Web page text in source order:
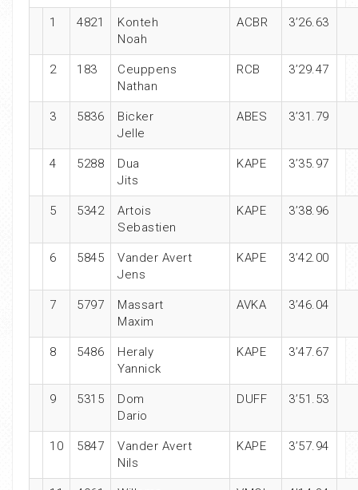
1 4821
Konteh
Noah
ACBR 3’26.63
2 183
Ceuppens
Nathan
RCB 3’29.47
3 5836
Bicker
Jelle
ABES 3’31.79
4 5288
Dua
Jits
KAPE 3’35.97
5 5342
Artois
Sebastien
KAPE 3’38.96
6 5845
Vander Avert
Jens
KAPE 3’42.00
7 5797
Massart
Maxim
AVKA 3’46.04
8 5486
Heraly
Yannick
KAPE 3’47.67
9 5315
Dom
Dario
DUFF 3’51.53
10 5847
Vander Avert
Nils
KAPE 3’57.94